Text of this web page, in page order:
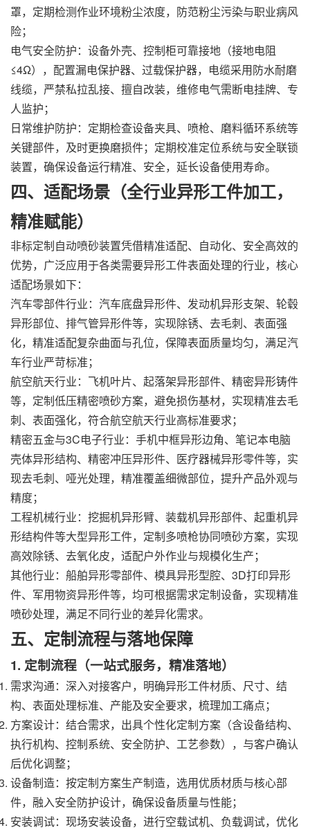
罩，定期检测作业环境粉尘浓度，防范粉尘污染与职业病风
险；
电气安全防护：设备外壳、控制柜可靠接地（接地电阻
≤4Ω），配置漏电保护器、过载保护器，电缆采用防水耐磨
线缆，严禁私拉乱接、擅自改装，维修电气需断电挂牌、专
人监护；
日常维护防护：定期检查设备夹具、喷枪、磨料循环系统等
关键部件，及时更换磨损件；定期校准定位系统与安全联锁
装置，确保设备运行精准、安全，延长设备使用寿命。
四、适配场景（全行业异形工件加工，
精准赋能）
非标定制自动喷砂装置凭借精准适配、自动化、安全高效的
优势，广泛应用于各类需要异形工件表面处理的行业，核心
适配场景如下：
汽车零部件行业：汽车底盘异形件、发动机异形支架、轮毂
异形部位、排气管异形件等，实现除锈、去毛刺、表面强
化，精准适配复杂曲面与孔位，保障表面质量均匀，满足汽
车行业严苛标准；
航空航天行业：飞机叶片、起落架异形部件、精密异形铸件
等，定制低压精密喷砂方案，避免损伤基材，实现精准去毛
刺、表面强化，符合航空航天行业高标准要求；
精密五金与3C电子行业：手机中框异形边角、笔记本电脑
壳体异形结构、精密冲压异形件、医疗器械异形零件等，实
现去毛刺、哑光处理，精准覆盖细微部位，提升产品外观与
精度；
工程机械行业：挖掘机异形臂、装载机异形部件、起重机异
形结构件等大型异形工件，定制多喷枪协同喷砂方案，实现
高效除锈、去氧化皮，适配户外作业与规模化生产；
其他行业：船舶异形零部件、模具异形型腔、3D打印异形
件、军用物资异形件等，均可根据需求定制设备，实现精准
喷砂处理，满足不同行业的差异化需求。
五、定制流程与落地保障
1. 定制流程（一站式服务，精准落地）
需求沟通：深入对接客户，明确异形工件材质、尺寸、结
构、表面处理标准、产能及安全要求，梳理加工痛点；
方案设计：结合需求，出具个性化定制方案（含设备结构、
执行机构、控制系统、安全防护、工艺参数），与客户确认
后优化调整；
设备制造：按定制方案生产制造，选用优质材质与核心部
件，融入安全防护设计，确保设备质量与性能；
安装调试：现场安装设备，进行空载试机、负载调试，优化